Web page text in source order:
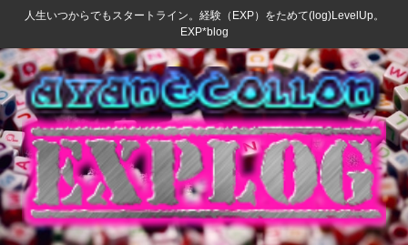
人生いつからでもスタートライン。経験（EXP）をためて(log)LevelUp。
EXP*blog